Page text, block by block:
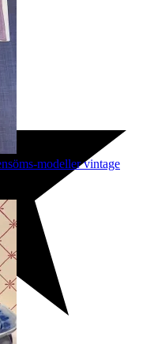
modeller vintage